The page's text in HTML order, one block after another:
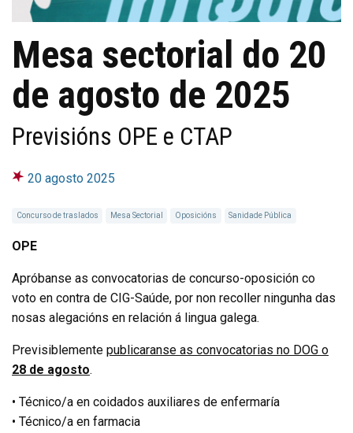
Mesa sectorial do 20
de agosto de 2025
Previsións OPE e CTAP
20 agosto 2025
Concurso de traslados Mesa Sectorial Oposicións Sanidade Pública
OPE
Apróbanse as convocatorias de concurso-oposición co
voto en contra de CIG-Saúde, por non recoller ningunha das
nosas alegacións en relación á lingua galega.
Previsiblemente publicaranse as convocatorias no DOG o
28 de agosto.
• Técnico/a en coidados auxiliares de enfermaría
• Técnico/a en farmacia